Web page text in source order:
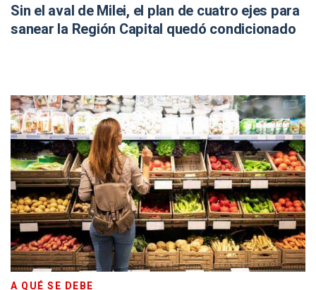
Sin el aval de Milei, el plan de cuatro ejes para
sanear la Región Capital quedó condicionado
A QUÉ SE DEBE